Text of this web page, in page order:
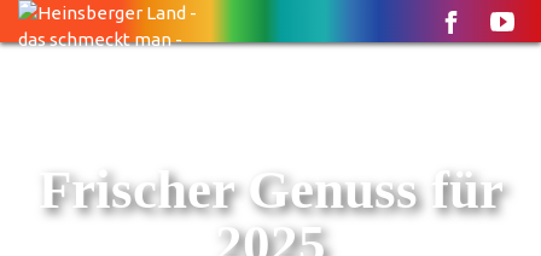
Frischer Genuss für